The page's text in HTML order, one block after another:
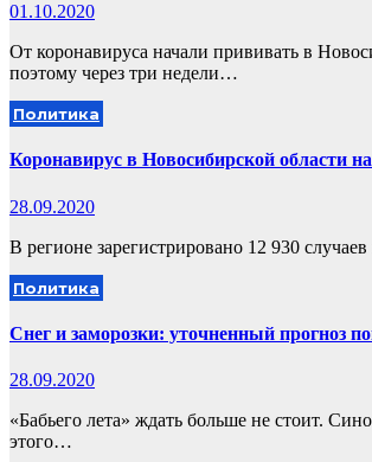
01.10.2020
От коронавируса начали прививать в
поэтому через три недели…
Политика
Коронавирус в Новосибирской области
28.09.2020
В регионе зарегистрировано 12 930
Политика
Снег и заморозки: уточненный прогноз
28.09.2020
«Бабьего лета» ждать больше не стоит.
этого…